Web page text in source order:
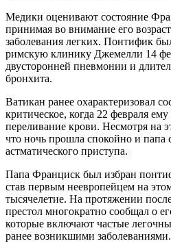
Медики оценивают состояние
принимая во внимание его
заболевания легких. Понтифик
римскую клинику Джемелли 14
двусторонней пневмонии и
бронхита.
Ватикан ранее охарактеризовал
критическое, когда 22 февраля
переливание крови. Несмотря на
что ночь прошла спокойно и папа
астматического приступа.
Папа Франциск был избран
став первым неевропейцем на
тысячелетие. На протяжении
престол многократно сообщал о
которые включают частые
ранее возникшими заболеваниями.